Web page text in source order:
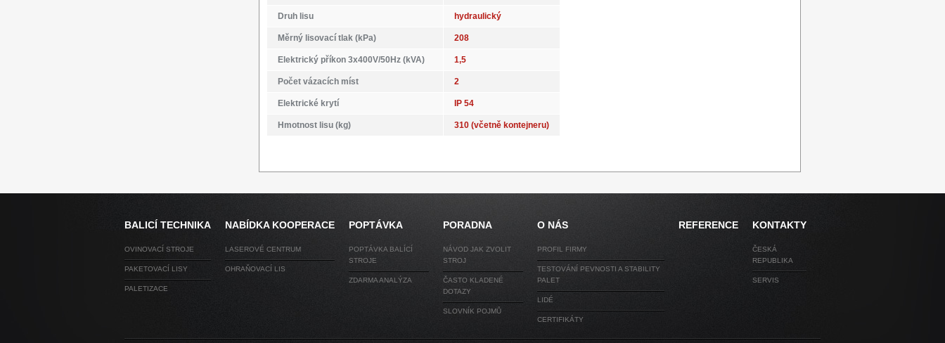
Druh lisu hydraulický
Měrný lisovací tlak (kPa) 208
Elektrický příkon 3x400V/50Hz (kVA) 1,5
Počet vázacích míst 2
Elektrické krytí IP 54
Hmotnost lisu (kg) 310 (včetně kontejneru)
BALICÍ TECHNIKA
OVINOVACÍ STROJE
PAKETOVACÍ LISY
PALETIZACE
NABÍDKA KOOPERACE
LASEROVÉ CENTRUM
OHRAŇOVACÍ LIS
POPTÁVKA
POPTÁVKA BALÍCÍ
STROJE
ZDARMA ANALÝZA
PORADNA
NÁVOD JAK ZVOLIT
STROJ
ČASTO KLADENÉ
DOTAZY
SLOVNÍK POJMŮ
O NÁS
PROFIL FIRMY
TESTOVÁNÍ PEVNOSTI A STABILITY
PALET
LIDÉ
CERTIFIKÁTY
REFERENCE KONTAKTY
ČESKÁ
REPUBLIKA
SERVIS